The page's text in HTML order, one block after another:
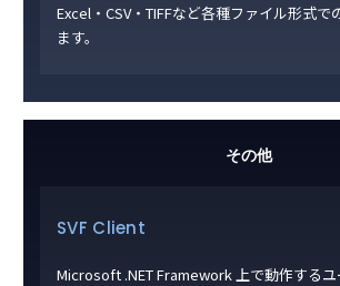
Excel・CSV・TIFFなど各種ファイル形式で
ます。
その他
SVF Client
Microsoft .NET Framework 上で動作するユ